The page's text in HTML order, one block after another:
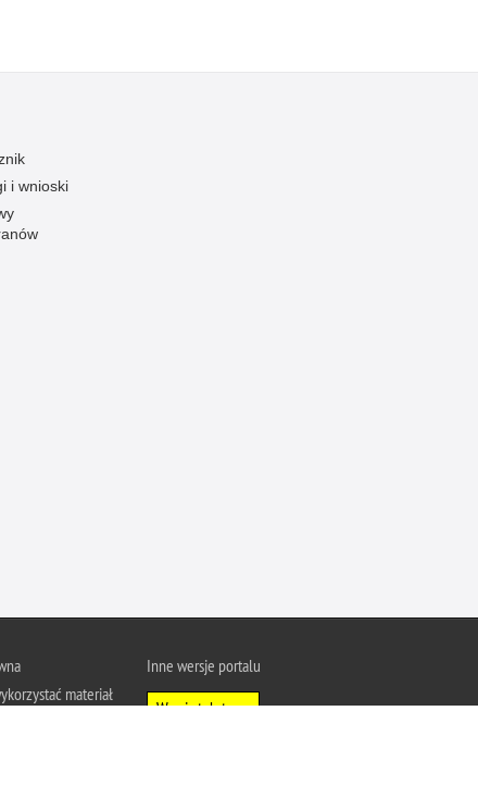
kierujący
opiekunowie
pracownicy
mienia
i podpalenia
i wnioski
materiał
Inne wersje portalu
Wersja tekstowa